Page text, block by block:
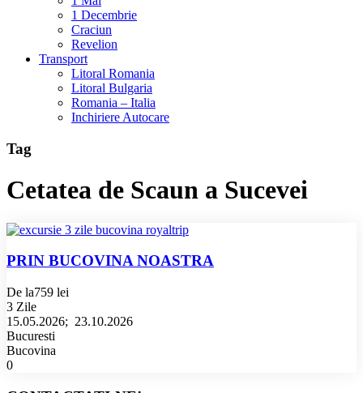
1 Decembrie
Craciun
Revelion
Transport
Litoral Romania
Litoral Bulgaria
Romania – Italia
Inchiriere Autocare
Tag
Cetatea de Scaun a Sucevei
PRIN BUCOVINA NOASTRA
De la759 lei
3 Zile
15.05.2026; 23.10.2026
Bucuresti
Bucovina
0